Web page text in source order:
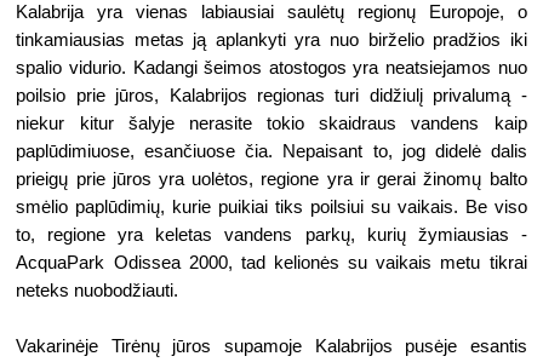
Kalabrija yra vienas labiausiai saulėtų regionų Europoje, o
tinkamiausias metas ją aplankyti yra nuo birželio pradžios iki
spalio vidurio. Kadangi šeimos atostogos yra neatsiejamos nuo
poilsio prie jūros, Kalabrijos regionas turi didžiulį privalumą -
niekur kitur šalyje nerasite tokio skaidraus vandens kaip
paplūdimiuose, esančiuose čia. Nepaisant to, jog didelė dalis
prieigų prie jūros yra uolėtos, regione yra ir gerai žinomų balto
smėlio paplūdimių, kurie puikiai tiks poilsiui su vaikais. Be viso
to, regione yra keletas vandens parkų, kurių žymiausias -
AcquaPark Odissea 2000, tad kelionės su vaikais metu tikrai
neteks nuobodžiauti.
Vakarinėje Tirėnų jūros supamoje Kalabrijos pusėje esantis